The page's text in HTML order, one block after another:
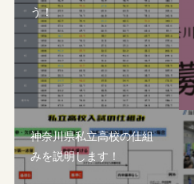
う！
神奈川県私立高校の仕組
みを説明します！